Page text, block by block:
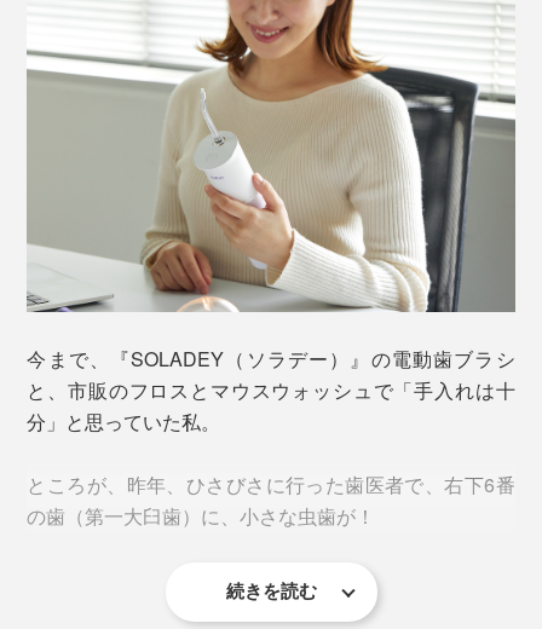
虫歯と違って、痛みを感じにくいので、そのまま放って
おくと、歯周ポケットがドンドン深くなっていって、歯
肉が下がったり、ブヨブヨに腫れ上がったり。
最後には、歯を支える骨が溶けて、歯が抜けてしまう
――これが「歯周病」です。
歯周病の症状と言われる、「深い歯周ポケット（4ミリ
以上）がある」人は、45歳以上で過半数以上、「歯肉出
実態調査」2016年）
いまや、歯周病は、国民病なのです。
『APIYOO』の口腔洗浄器があれば、ノズルから噴き出
す極細水流が、歯周ポケットを狙って、ジェット洗浄。
つぎの使用時には、前回、選んでいた洗浄モードから始
まる「メモリ機能」つきだから、いつも、お気に入りの
洗浄モードで洗えます。
ノズルを口の中に入れたら、軽く口を閉じて、奥の歯か
ら、手前へ動かしていきます。歯の根元や歯間を狙っ
て、水流を当てていきましょう。
ブラシつきノズル
ノズルの先端に、短いブラシがついているので、歯につ
けたブリッジや矯正器具、歯の重なり部分を磨きなが
ら、汚れを洗い流せます。
水が噴き出す専用ノズル。左は「ブラシつきノズル」、右は「標準ノズル」
本体上部のボタンを押すと、ノズルが外れるので、交換
今まで、『SOLADEY（ソラデー）』の電動歯ブラシ
と、市販のフロスとマウスウォッシュで「手入れは十
分」と思っていた私。
ところが、昨年、ひさびさに行った歯医者で、右下6番
の歯（第一大臼歯）に、小さな虫歯が！
矯正のために、5番の歯を少し削ったことで、歯間部分
続きを読む